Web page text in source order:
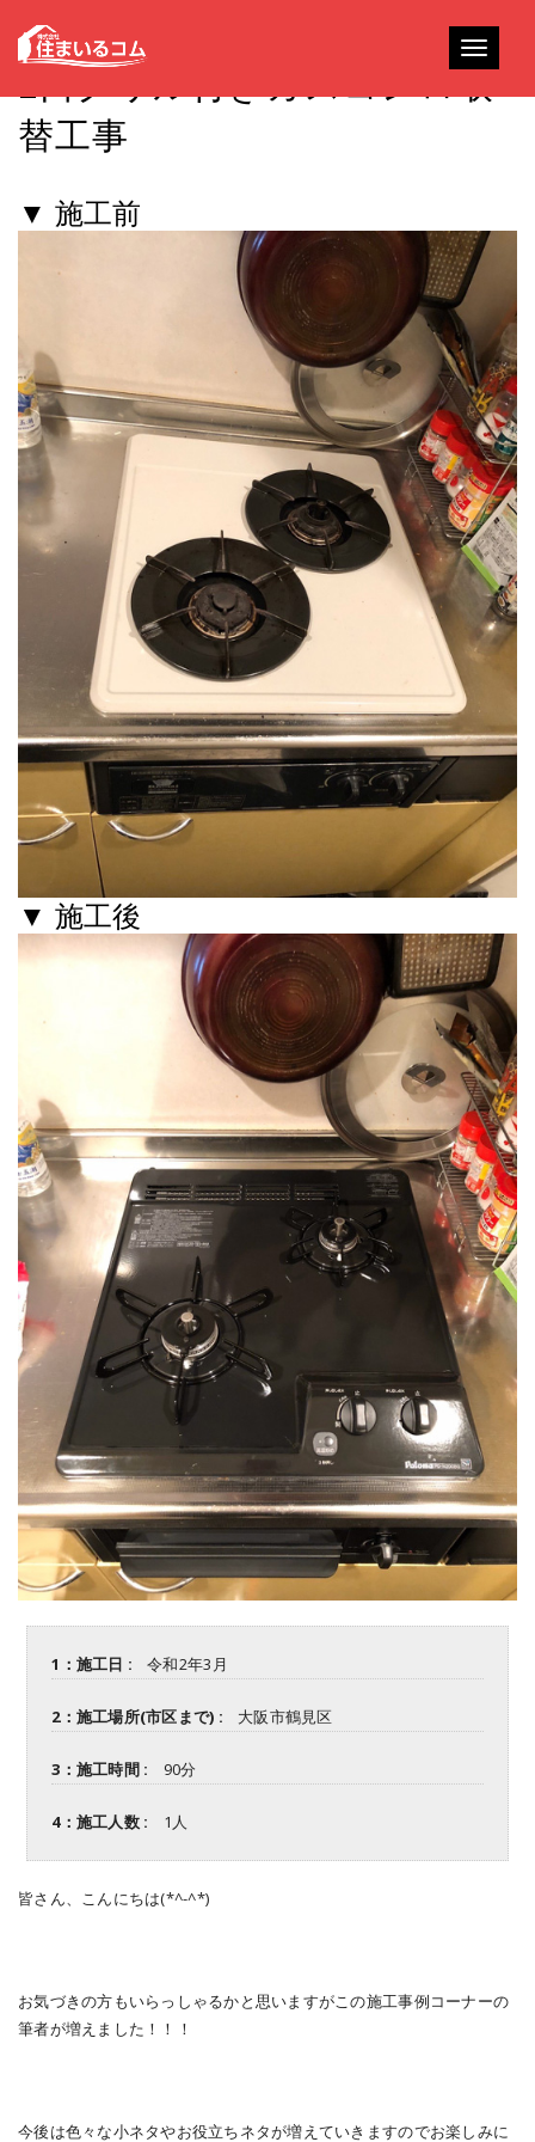
Toggle
2口グリル付きガスコンロ取
替工事
▼ 施工前
▼ 施工後
1：施工日 : 令和2年3月
2：施工場所(市区まで) : 大阪市鶴見区
3：施工時間 : 90分
4：施工人数 : 1人
皆さん、こんにちは(*^-^*)
お気づきの方もいらっしゃるかと思いますがこの施工事例コーナーの
筆者が増えました！！！
今後は色々な小ネタやお役立ちネタが増えていきますのでお楽しみに